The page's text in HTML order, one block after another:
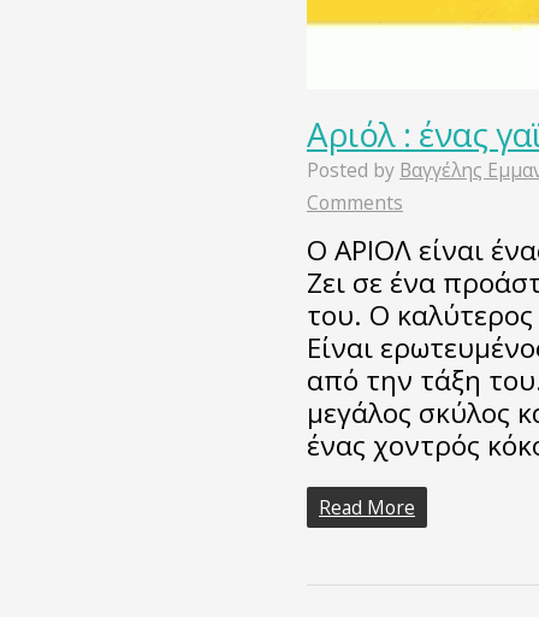
Αριόλ : ένας
Posted by Βαγγέλης
Comments
Ο ΑΡΙΟΛ είναι
Ζει σε ένα
του. Ο καλύτερος
Είναι
από την τάξη
μεγάλος σκύλος
ένας χοντρός
Read More